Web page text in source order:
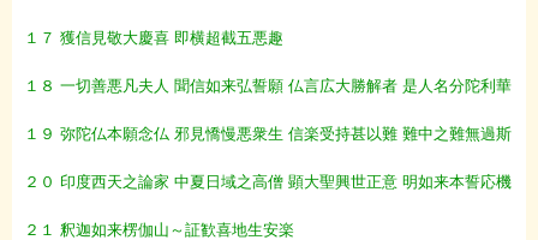
１７ 獲信見敬大慶喜 即横超截五悪趣
１８ 一切善悪凡夫人 聞信如来弘誓願 仏言広大勝解者 是人名分陀利華
１９ 弥陀仏本願念仏 邪見憍慢悪衆生 信楽受持甚以難 難中之難無過斯
２０ 印度西天之論家 中夏日域之高僧 顕大聖興世正意 明如来本誓応機
２１ 釈迦如来楞伽山～証歓喜地生安楽